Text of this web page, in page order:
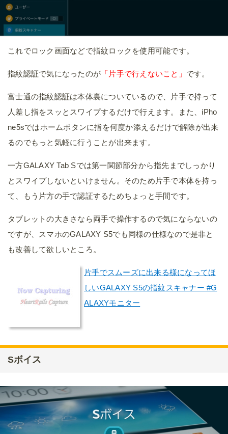
これでロック画面などで指紋ロックを使用可能です。
指紋認証で気になったのが 「片手で行えないこと」 です。
富士通の指紋認証は本体裏についているので、片手で持って
人差し指をスッとスワイプするだけで行えます。また、iPho
ne5sではホームボタンに指を何度か添えるだけで解除が出来
るのでもっと気軽に行うことが出来ます。
一方GALAXY Tab Sでは第一関節部分から指先までしっかり
とスワイプしないといけません。そのため片手で本体を持っ
て、もう片方の手で認証するためちょっと手間です。
タブレットの大きさなら両手で操作するので気にならないの
ですが、スマホのGALAXY S5でも同様の仕様なので是非と
も改善して欲しいところ。
片手でスムーズに出来る様になってほ
しいGALAXY S5の指紋スキャナー #G
ALAXYモニター
Sボイス